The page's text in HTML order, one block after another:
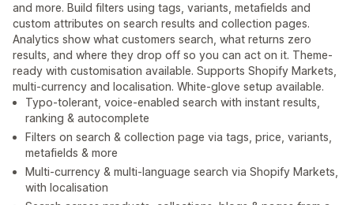
and more. Build filters using tags, variants, metafields and
custom attributes on search results and collection pages.
Analytics show what customers search, what returns zero
results, and where they drop off so you can act on it. Theme-
ready with customisation available. Supports Shopify Markets,
multi-currency and localisation. White-glove setup available.
Typo-tolerant, voice-enabled search with instant results,
ranking & autocomplete
Filters on search & collection page via tags, price, variants,
metafields & more
Multi-currency & multi-language search via Shopify Markets,
with localisation